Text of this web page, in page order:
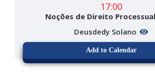
17:00
Noções de Direito
Deusdedy Solano
Add to Calendar